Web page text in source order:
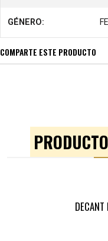
GÉNERO:
COMPARTE ESTE PRODUCTO